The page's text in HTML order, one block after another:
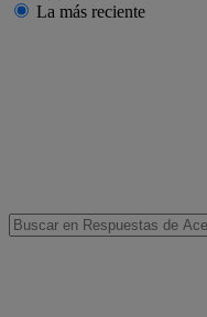
La más reciente